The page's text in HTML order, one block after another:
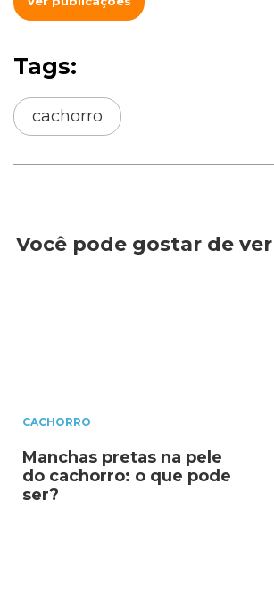
Tags:
cachorro
Você pode gostar de
CACHORRO
Manchas pretas na pele
do cachorro: o que pode
ser?